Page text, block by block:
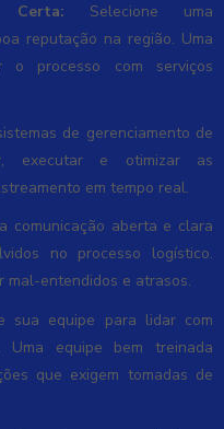
Certa: Selecione uma
reputação na região. Uma
o processo com serviços
de gerenciamento de
executar e otimizar as
em tempo real.
comunicação aberta e clara
no processo logístico.
mal-entendidos e atrasos.
sua equipe para lidar com
Uma equipe bem treinada
que exigem tomadas de